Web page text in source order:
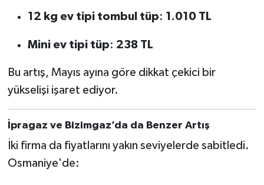
12 kg ev tipi tombul tüp: 1.010 TL
Mini ev tipi tüp: 238 TL
Bu artış, Mayıs ayına göre dikkat çekici bir
yükselişi işaret ediyor.
İpragaz ve Bizimgaz’da da Benzer Artış
İki firma da fiyatlarını yakın seviyelerde sabitledi.
Osmaniye'de: